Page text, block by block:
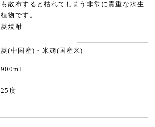
も散布すると枯れてしまう非常に貴重な水生
植物です。
菱焼酎
菱(中国産)・米麹(国産米)
900ml
25度